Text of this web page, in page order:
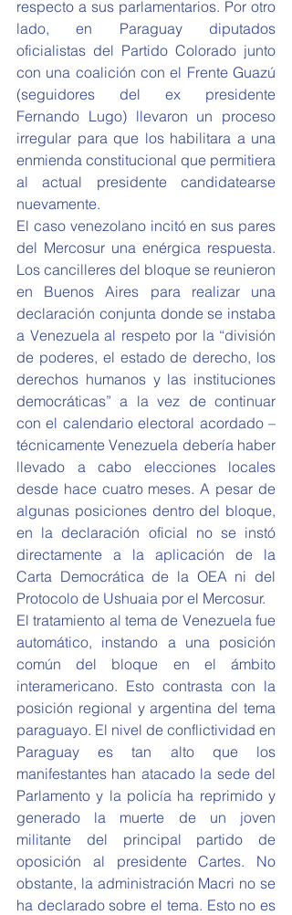
respecto a sus parlamentarios. Por otro
lado, en Paraguay diputados
oficialistas del Partido Colorado junto
con una coalición con el Frente Guazú
(seguidores del ex presidente
Fernando Lugo) llevaron un proceso
irregular para que los habilitara a una
enmienda constitucional que permitiera
al actual presidente candidatearse
nuevamente.
El caso venezolano incitó en sus pares
del Mercosur una enérgica respuesta.
Los cancilleres del bloque se reunieron
en Buenos Aires para realizar una
declaración conjunta donde se instaba
a Venezuela al respeto por la “división
de poderes, el estado de derecho, los
derechos humanos y las instituciones
democráticas” a la vez de continuar
con el calendario electoral acordado –
técnicamente Venezuela debería haber
llevado a cabo elecciones locales
desde hace cuatro meses. A pesar de
algunas posiciones dentro del bloque,
en la declaración oficial no se instó
directamente a la aplicación de la
Carta Democrática de la OEA ni del
Protocolo de Ushuaia por el Mercosur.
El tratamiento al tema de Venezuela fue
automático, instando a una posición
común del bloque en el ámbito
interamericano. Esto contrasta con la
posición regional y argentina del tema
paraguayo. El nivel de conflictividad en
Paraguay es tan alto que los
manifestantes han atacado la sede del
Parlamento y la policía ha reprimido y
generado la muerte de un joven
militante del principal partido de
oposición al presidente Cartes. No
obstante, la administración Macri no se
ha declarado sobre el tema. Esto no es